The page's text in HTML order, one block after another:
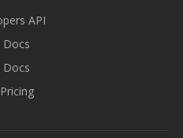
API
Docs
Docs